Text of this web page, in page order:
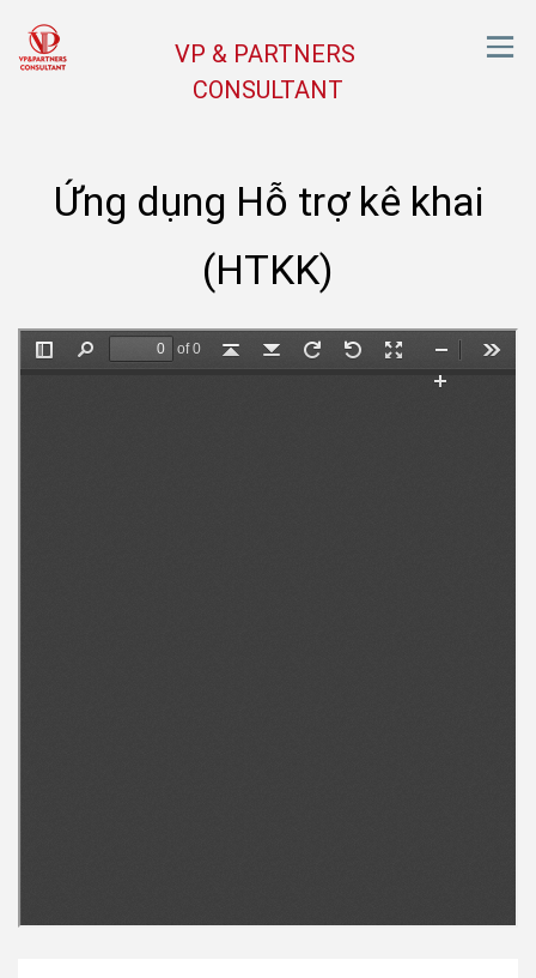
VP & PARTNERS
CONSULTANT
Ứng dụng Hỗ trợ kê khai
(HTKK)